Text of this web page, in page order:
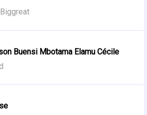
Buensi Mbotama Elamu Cécile